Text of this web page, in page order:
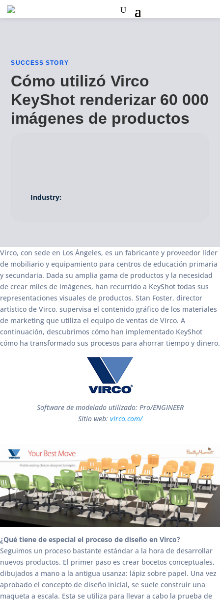
SUCCESS STORY
Cómo utilizó Virco
KeyShot renderizar 60 000
imágenes de productos
Industry:
Virco, con sede en Los Ángeles, es un fabricante y proveedor líder
de mobiliario y equipamiento para centros de educación primaria
y secundaria. Dada su amplia gama de productos y la necesidad
de crear miles de imágenes, han recurrido a KeyShot todas sus
representaciones visuales de productos. Stan Foster, director
artístico de Virco, supervisa el contenido gráfico de los materiales
de marketing que utiliza el equipo de ventas de Virco. A
continuación, descubrimos cómo han implementado KeyShot
cómo ha transformado sus procesos para ahorrar tiempo y dinero.
Software de modelado utilizado: Pro/ENGINEER
Sitio web: virco.com/
¿Qué tiene de especial el proceso de diseño en Virco?
Seguimos un proceso bastante estándar a la hora de desarrollar
nuevos productos. El primer paso es crear bocetos conceptuales,
dibujados a mano a la antigua usanza: lápiz sobre papel. Una vez
aprobado el concepto de diseño inicial, se suele construir una
maqueta a escala. Esta se utiliza para llevar a cabo la prueba de